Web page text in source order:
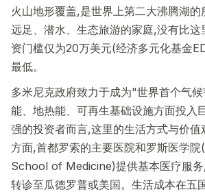
火山地形覆盖,是世界上第二大沸腾湖的
远足、潜水、生态旅游的家庭,没有比这
资门槛仅为20万美元(经济多元化基金
最低。
多米尼克政府致力于成为"世界首个气
能、地热能、可再生基础设施方面投入
强的投资者而言,这里的生活方式与价值
方面,首都罗索的主要医院和罗斯医学
School of Medicine)提供基本医疗服
转诊至瓜德罗普或美国。生活成本在